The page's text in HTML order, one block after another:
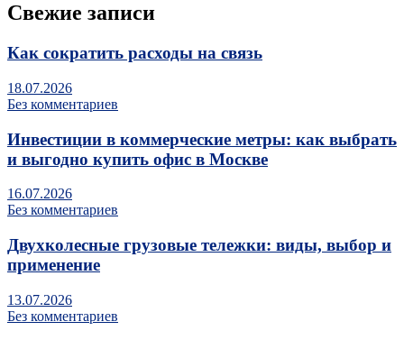
Свежие записи
Как сократить расходы на связь
18.07.2026
Без комментариев
Инвестиции в коммерческие метры: как выбрать
и выгодно купить офис в Москве
16.07.2026
Без комментариев
Двухколесные грузовые тележки: виды, выбор и
применение
13.07.2026
Без комментариев